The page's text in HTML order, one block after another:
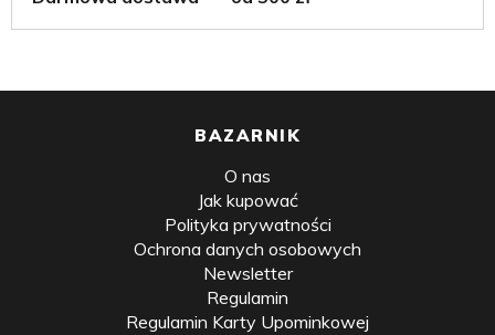
BAZARNIK
O nas
Jak kupować
Polityka prywatności
Ochrona danych osobowych
Newsletter
Regulamin
Regulamin Karty Upominkowej